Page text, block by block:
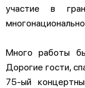
участие в
Много работы
Дорогие гости,
75-ый